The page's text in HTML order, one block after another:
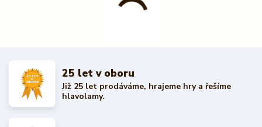
25 let v oboru
Již 25 let prodáváme, hrajeme hry a řešíme
hlavolamy.